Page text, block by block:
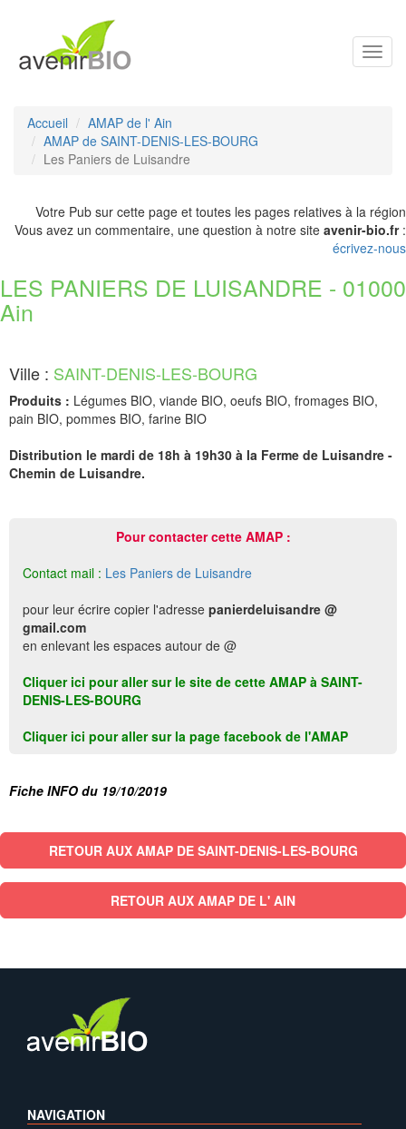
Accueil
AMAP de l' Ain
AMAP de SAINT-DENIS-LES-BOURG
Les Paniers de Luisandre
Votre Pub sur cette page et toutes les pages relatives à la région
Vous avez un commentaire, une question à notre site avenir-bio.fr:
écrivez-nous
LES PANIERS DE LUISANDRE - 01000
Ain
Ville : SAINT-DENIS-LES-BOURG
Produits : Légumes BIO, viande BIO, oeufs BIO, fromages BIO,
pain BIO, pommes BIO, farine BIO
Distribution le mardi de 18h à 19h30 à la Ferme de Luisandre -
Chemin de Luisandre.
Pour contacter cette AMAP :
Contact mail : Les Paniers de Luisandre
pour leur écrire copier l'adresse panierdeluisandre @
gmail.com
en enlevant les espaces autour de @
Cliquer ici pour aller sur le site de cette AMAP à SAINT-
DENIS-LES-BOURG
Cliquer ici pour aller sur la page facebook de l'AMAP
Fiche INFO du 19/10/2019
RETOUR AUX AMAP DE SAINT-DENIS-LES-BOURG
RETOUR AUX AMAP DE L' AIN
NAVIGATION